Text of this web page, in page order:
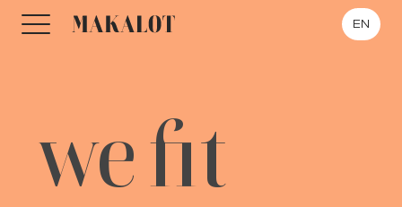
EN
wefit